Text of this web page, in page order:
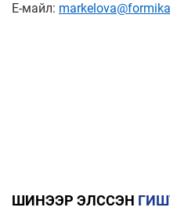
Е-майл:
ШИНЭЭР ЭЛССЭН